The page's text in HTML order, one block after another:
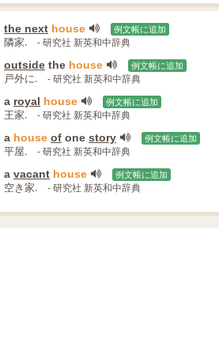
the next house 例文帳に追加
隣家. - 研究社 新英和中辞典
outside the house 例文帳に追加
戸外に. - 研究社 新英和中辞典
a royal house 例文帳に追加
王家. - 研究社 新英和中辞典
a house of one story 例文帳に追加
平屋. - 研究社 新英和中辞典
a vacant house 例文帳に追加
空き家. - 研究社 新英和中辞典